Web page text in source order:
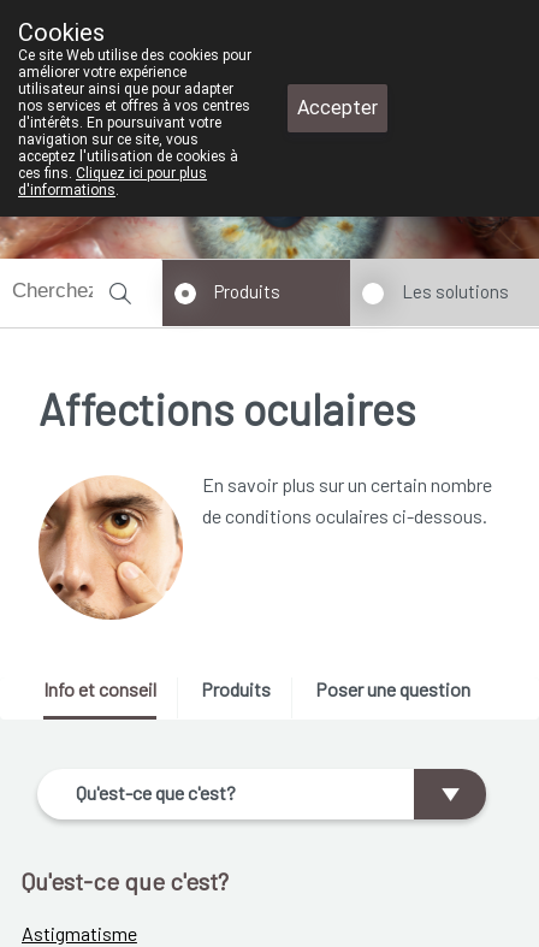
+32 (0)11 610 300
Aujourd'hui fermé
Produits Les solutions
Affections oculaires
En savoir plus sur un certain nombre
de conditions oculaires ci-dessous.
Info et conseil Produits Poser une question
Qu'est-ce que c'est?
Qu'est-ce que c'est?
Astigmatisme
Cookies
Ce site Web utilise des cookies pour
améliorer votre expérience
utilisateur ainsi que pour adapter
nos services et offres à vos centres
d'intérêts. En poursuivant votre
navigation sur ce site, vous
acceptez l'utilisation de cookies à
ces fins. Cliquez ici pour plus
d'informations.
Accepter